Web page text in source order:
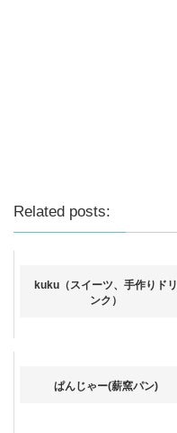
Related posts:
kuku（スイーツ、手作りドリ
ンク）
ぱんじゃー(薪窯パン)